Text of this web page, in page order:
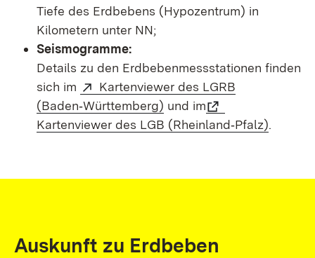
Tiefe des Erdbebens (Hypozentrum) in
Kilometern unter NN;
Seismogramme:
Details zu den Erdbebenmessstationen finden
sich im
Kartenviewer des LGRB
(Baden‑Württemberg) und im
Kartenviewer des LGB (Rheinland‑Pfalz).
Auskunft zu Erdbeben